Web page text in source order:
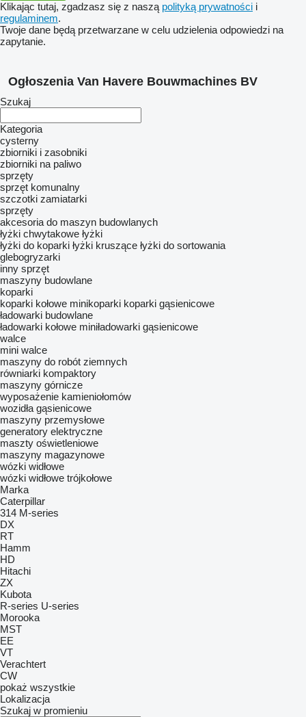
Klikając tutaj, zgadzasz się z naszą polityką prywatności i
regulaminem.
Twoje dane będą przetwarzane w celu udzielenia odpowiedzi na
zapytanie.
Ogłoszenia Van Havere Bouwmachines BV
Szukaj
Kategoria
cysterny
zbiorniki i zasobniki
zbiorniki na paliwo
sprzęty
sprzęt komunalny
szczotki zamiatarki
sprzęty
akcesoria do maszyn budowlanych
łyżki chwytakowe łyżki
łyżki do koparki łyżki kruszące łyżki do sortowania
glebogryzarki
inny sprzęt
maszyny budowlane
koparki
koparki kołowe minikoparki koparki gąsienicowe
ładowarki budowlane
ładowarki kołowe miniładowarki gąsienicowe
walce
mini walce
maszyny do robót ziemnych
równiarki kompaktory
maszyny górnicze
wyposażenie kamieniołomów
wozidła gąsienicowe
maszyny przemysłowe
generatory elektryczne
maszty oświetleniowe
maszyny magazynowe
wózki widłowe
wózki widłowe trójkołowe
Marka
Caterpillar
314 M-series
DX
RT
Hamm
HD
Hitachi
ZX
Kubota
R-series U-series
Morooka
MST
EE
VT
Verachtert
CW
pokaż wszystkie
Lokalizacja
Szukaj w promieniu